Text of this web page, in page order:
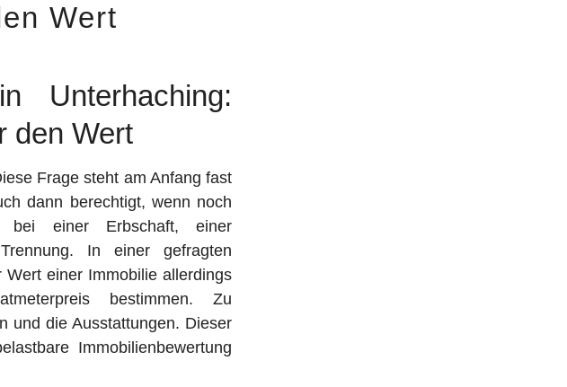
Wert
Unterhaching:
den Wert
Frage steht am Anfang fast
dann berechtigt, wenn noch
einer Erbschaft, einer
In einer gefragten
einer Immobilie allerdings
bestimmen. Zu
und die Ausstattungen. Dieser
Immobilienbewertung